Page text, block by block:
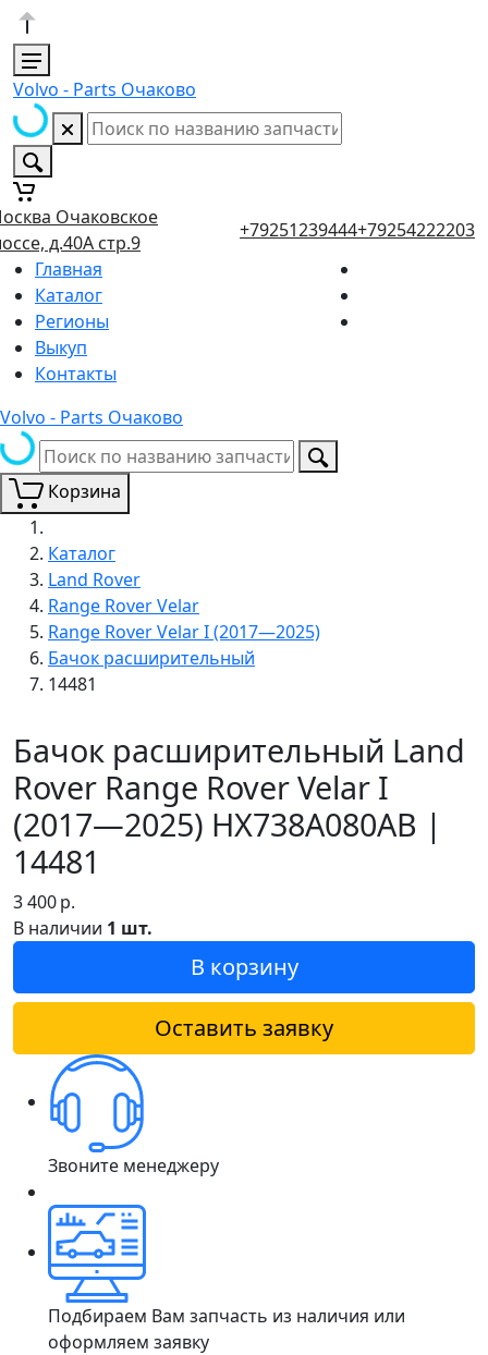
Volvo - Parts Очаково
Очаковское
д.40А стр.9
+79251239444+79254222203
Главная
Каталог
Регионы
Выкуп
Контакты
Volvo - Parts Очаково
Корзина
Каталог
Land Rover
Range Rover Velar
Range Rover Velar I (2017—2025)
Бачок расширительный
14481
Бачок расширительный Land
Rover Range Rover Velar I
(2017—2025) HX738A080AB |
14481
3 400р.
В наличии 1 шт.
В корзину
Оставить заявку
Звоните менеджеру
Подбираем Вам запчасть из наличия или
оформляем заявку